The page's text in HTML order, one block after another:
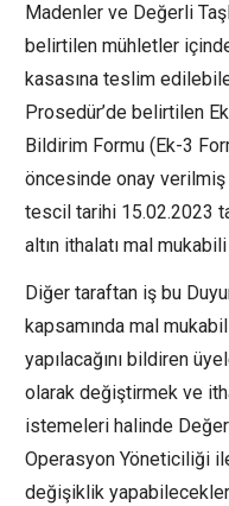
Madenler ve Değerli
belirtilen mühletler
kasasına teslim
Prosedür’de belirtilen
Bildirim Formu (Ek-3
öncesinde onay
tescil tarihi 15.02.2023
altın ithalatı mal
Diğer taraftan iş bu
kapsamında mal
yapılacağını bildiren
olarak değiştirmek ve
istemeleri halinde
Operasyon Yöneticiliği
değişiklik